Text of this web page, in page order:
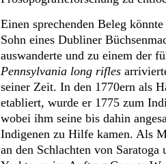
Einen sprechenden Beleg
Sohn eines Dubliner
auswanderte und zu einem der
Pennsylvania long rifles
seiner Zeit. In den 1770ern als
etabliert, wurde er 1775 zum
wobei ihm seine bis dahin
Indigenen zu Hilfe kamen. Als
an den Schlachten von